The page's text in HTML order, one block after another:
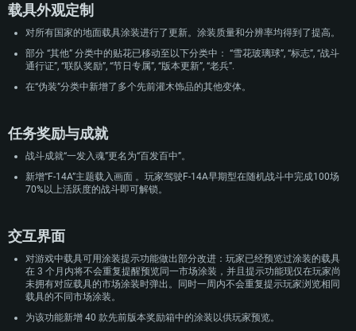
载具外观定制
对所有国家的地面载具涂装进行了更新。涂装质量和分辨率均得到了提高。
部分 “其他” 分类中的贴花已移动至以下分类中： “雪花玻璃球”, “标志”, “战斗
通行证”, “联队奖励”, “节日专属”, “版本更新”, “老兵”.
在“伪装”分类中新增了多个先前灌木饰品的其他变体。
任务奖励与成就
战斗成就“一发入魂”更名为“百发百中”。
新增“F-14A”主题载入画面 。玩家驾驶F-14A早期型在随机战斗中完成100场
70%以上活跃度的战斗即可解锁。
交互界面
对游戏中载具可用涂装提示功能做出部分改进：玩家已经预览过涂装的载具
在 3 个月内将不会重复提醒预览同一市场涂装，并且提示功能现仅在玩家尚
未拥有对应载具的市场涂装时弹出。同时一周内不会重复提示玩家浏览相同
载具的不同市场涂装。
为该功能新增 40 款先前版本奖励箱中的涂装以供玩家预览。